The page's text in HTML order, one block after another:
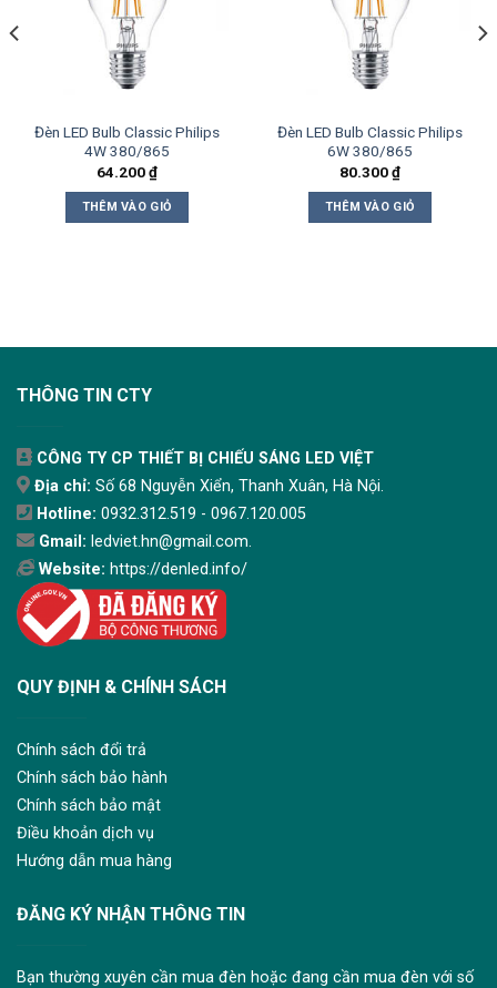
Đèn LED Bulb Classic Philips
4W 380/865
64.200₫
THÊM VÀO GIỎ
Đèn LED Bulb Classic Philips
6W 380/865
80.300₫
THÊM VÀO GIỎ
THÔNG TIN CTY
CÔNG TY CP THIẾT BỊ CHIẾU SÁNG LED VIỆT
Địa chỉ: Số 68 Nguyễn Xiển, Thanh Xuân, Hà Nội.
Hotline: 0932.312.519 - 0967.120.005
Gmail: ledviet.hn@gmail.com.
Website: https://denled.info/
QUY ĐỊNH & CHÍNH SÁCH
Chính sách đổi trả
Chính sách bảo hành
Chính sách bảo mật
Điều khoản dịch vụ
Hướng dẫn mua hàng
ĐĂNG KÝ NHẬN THÔNG TIN
Bạn thường xuyên cần mua đèn hoặc đang cần mua đèn với số